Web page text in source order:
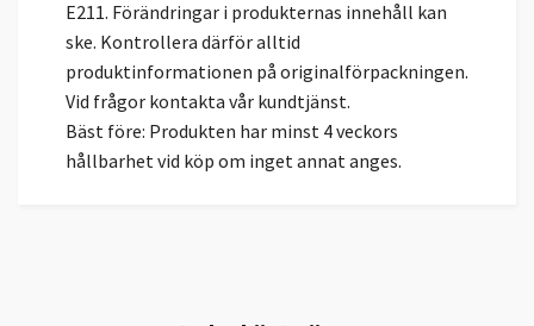
E211. Förändringar i produkternas innehåll kan
ske. Kontrollera därför alltid
produktinformationen på originalförpackningen.
Vid frågor kontakta vår kundtjänst.
Bäst före: Produkten har minst 4 veckors
hållbarhet vid köp om inget annat anges.